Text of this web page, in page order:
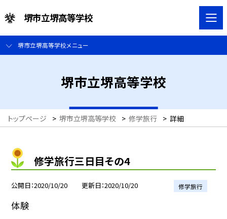
堺市立堺高等学校
堺市立堺高等学校メニュー
堺市立堺高等学校
トップページ > 堺市立堺高等学校 > 修学旅行 > 詳細
修学旅行三日目その4
公開日 2020/10/20 更新日 2020/10/20 修学旅行
体験